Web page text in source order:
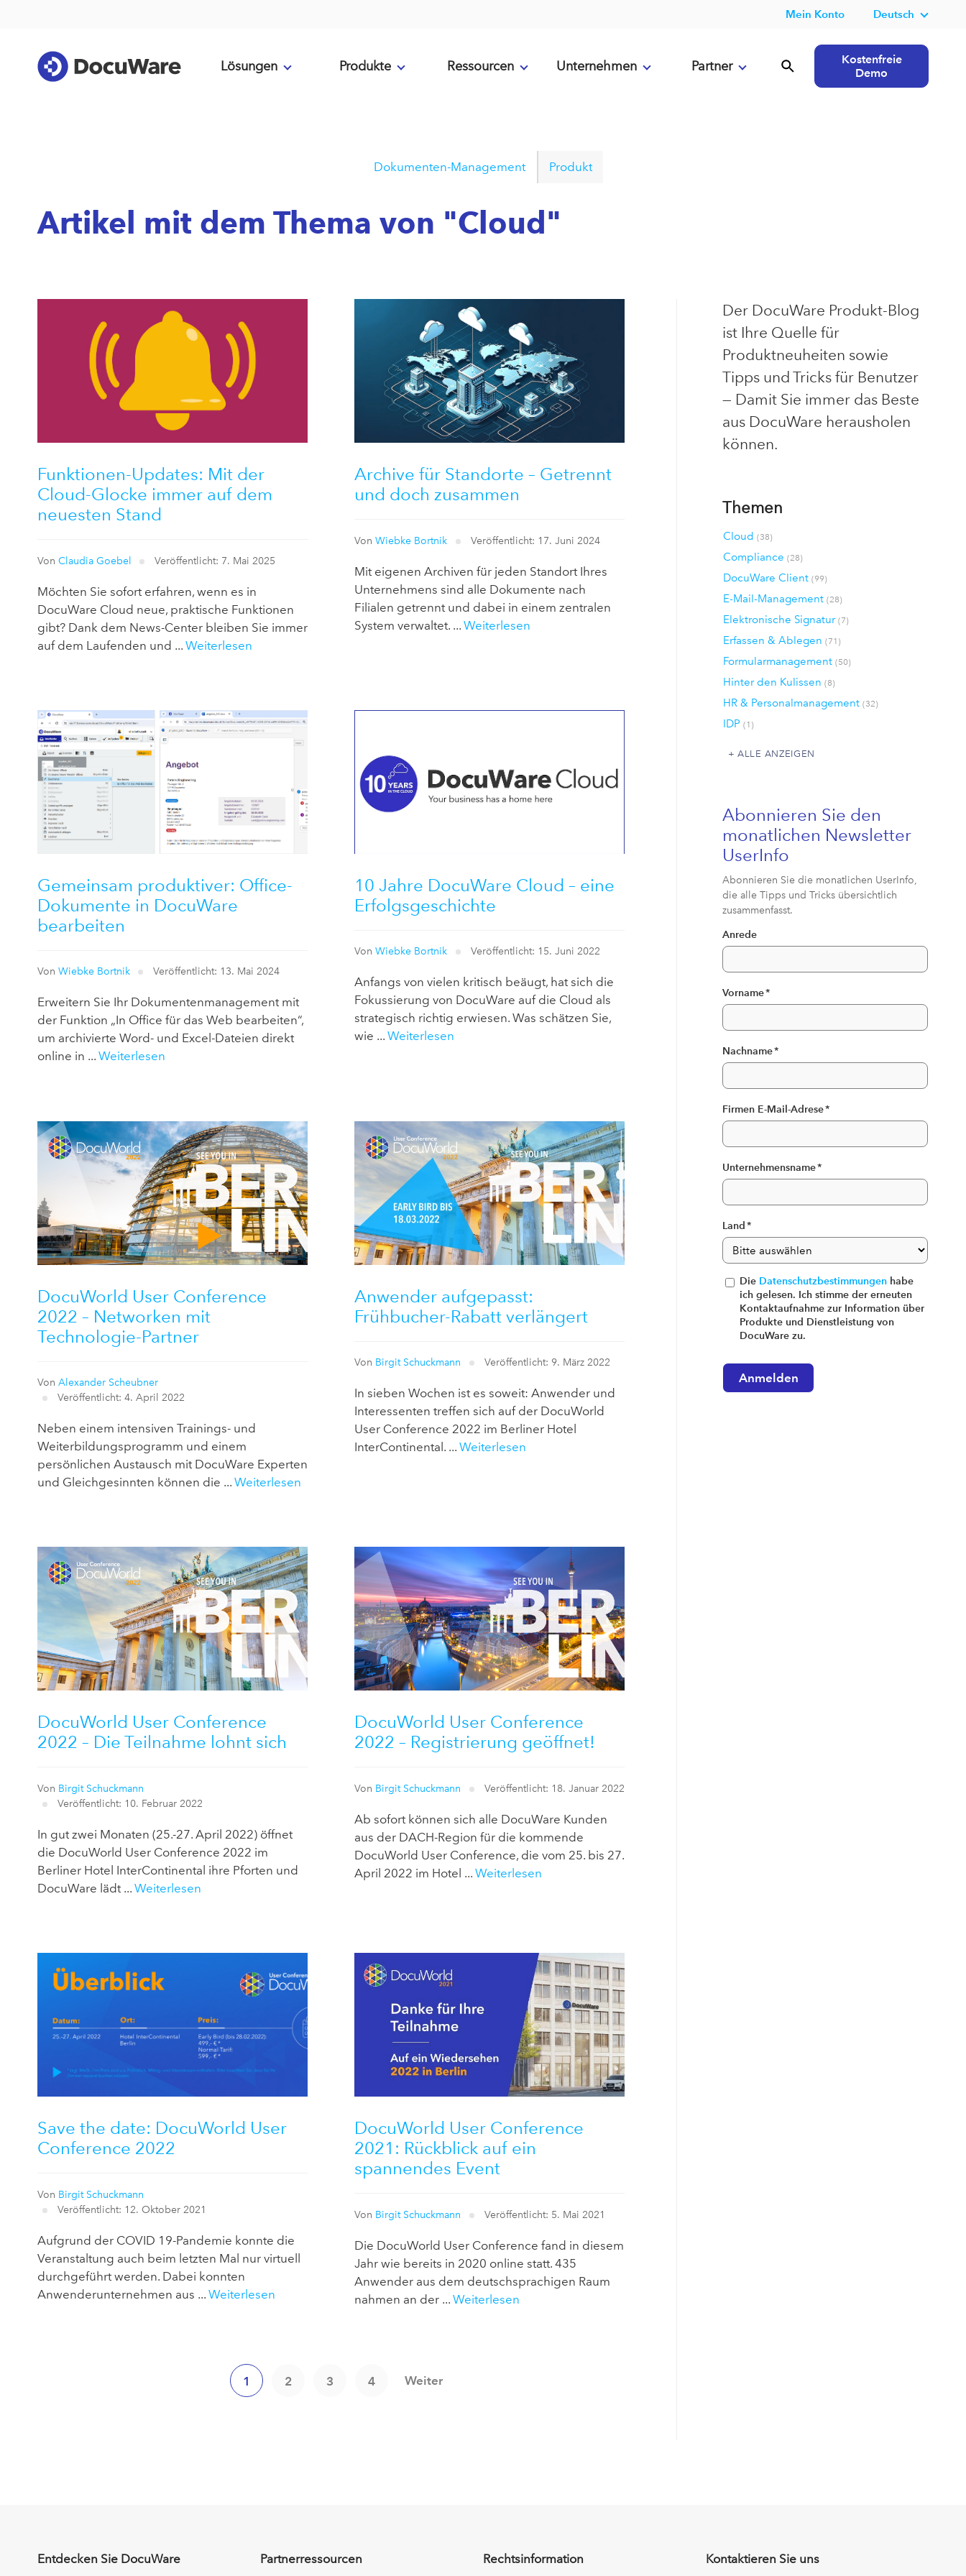
Mein Konto Deutsch
Lösungen Produkte Ressourcen Unternehmen Partner
Kostenfreie
Demo
Dokumenten-Management Produkt
Artikel mit dem Thema von "Cloud"
Funktionen-Updates: Mit der
Cloud-Glocke immer auf dem
neuesten Stand
Von Claudia Goebel Veröffentlicht: 7. Mai 2025
Möchten Sie sofort erfahren, wenn es in
DocuWare Cloud neue, praktische Funktionen
gibt? Dank dem News-Center bleiben Sie immer
auf dem Laufenden und ... Weiterlesen
Archive für Standorte – Getrennt
und doch zusammen
VonWiebke Bortnik Veröffentlicht: 17. Juni 2024
Mit eigenen Archiven für jeden Standort Ihres
Unternehmens sind alle Dokumente nach
Filialen getrennt und dabei in einem zentralen
System verwaltet. ...Weiterlesen
Gemeinsam produktiver: Office-
Dokumente in DocuWare
bearbeiten
Von Wiebke Bortnik Veröffentlicht: 13. Mai 2024
Erweitern Sie Ihr Dokumentenmanagement mit
der Funktion „In Office für das Web bearbeiten“,
um archivierte Word- und Excel-Dateien direkt
online in ... Weiterlesen
10 Jahre DocuWare Cloud – eine
Erfolgsgeschichte
VonWiebke Bortnik Veröffentlicht: 15. Juni 2022
Anfangs von vielen kritisch beäugt, hat sich die
Fokussierung von DocuWare auf die Cloud als
strategisch richtig erwiesen. Was schätzen Sie,
wie ...Weiterlesen
DocuWorld User Conference
2022 – Networken mit
Technologie-Partner
Von Alexander Scheubner
Veröffentlicht: 4. April 2022
Neben einem intensiven Trainings- und
Weiterbildungsprogramm und einem
persönlichen Austausch mit DocuWare Experten
und Gleichgesinnten können die ... Weiterlesen
Anwender aufgepasst:
Frühbucher-Rabatt verlängert
Von Birgit Schuckmann Veröffentlicht: 9. März 2022
In sieben Wochen ist es soweit: Anwender und
Interessenten treffen sich auf der DocuWorld
User Conference 2022 im Berliner Hotel
InterContinental. ...Weiterlesen
DocuWorld User Conference
2022 – Die Teilnahme lohnt sich
Von Birgit Schuckmann
Veröffentlicht: 10. Februar 2022
In gut zwei Monaten (25.-27. April 2022) öffnet
die DocuWorld User Conference 2022 im
Berliner Hotel InterContinental ihre Pforten und
DocuWare lädt ... Weiterlesen
DocuWorld User Conference
2022 – Registrierung geöffnet!
Von Birgit Schuckmann Veröffentlicht: 18. Januar 2022
Ab sofort können sich alle DocuWare Kunden
aus der DACH-Region für die kommende
DocuWorld User Conference, die vom 25. bis 27.
April 2022 im Hotel ...Weiterlesen
Save the date: DocuWorld User
Conference 2022
Von Birgit Schuckmann
Veröffentlicht: 12. Oktober 2021
Aufgrund der COVID 19-Pandemie konnte die
Veranstaltung auch beim letzten Mal nur virtuell
durchgeführt werden. Dabei konnten
Anwenderunternehmen aus ... Weiterlesen
DocuWorld User Conference
2021: Rückblick auf ein
spannendes Event
Von Birgit Schuckmann Veröffentlicht: 5. Mai 2021
Die DocuWorld User Conference fand in diesem
Jahr wie bereits in 2020 online statt. 435
Anwender aus dem deutschsprachigen Raum
nahmen an der ...Weiterlesen
1 2 3 4 Weiter
Der DocuWare Produkt-Blog
ist Ihre Quelle für
Produktneuheiten sowie
Tipps und Tricks für Benutzer
— Damit Sie immer das Beste
aus DocuWare herausholen
können.
Themen
Cloud(38)
Compliance(28)
DocuWare Client(99)
E-Mail-Management(28)
Elektronische Signatur(7)
Erfassen & Ablegen(71)
Formularmanagement(50)
Hinter den Kulissen(8)
HR & Personalmanagement(32)
IDP(1)
ALLE ANZEIGEN
Abonnieren Sie den
monatlichen Newsletter
UserInfo
Abonnieren Sie die monatlichen UserInfo,
die alle Tipps und Tricks übersichtlich
zusammenfasst.
Anrede
Vorname*
Nachname*
Firmen E-Mail-Adrese*
Unternehmensname*
Land *
Die Datenschutzbestimmungenhabe
ich gelesen. Ich stimme der erneuten
Kontaktaufnahme zur Information über
Produkte und Dienstleistung von
DocuWare zu.
Entdecken Sie DocuWare Partnerressourcen Rechtsinformation Kontaktieren Sie uns